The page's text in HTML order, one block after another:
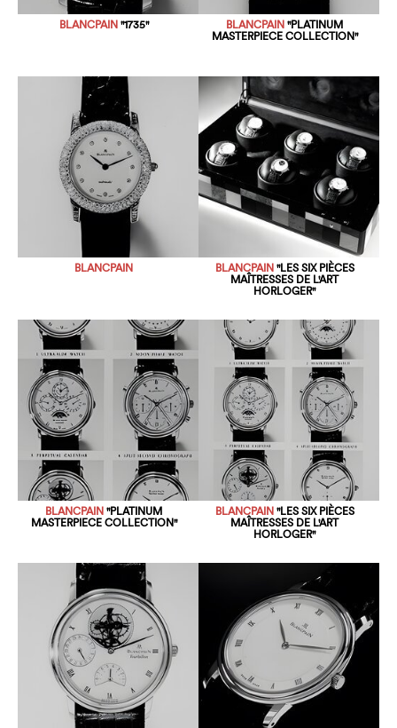
BLANCPAIN"1735" BLANCPAIN"PLATINUM
MASTERPIECE COLLECTION"
BLANCPAIN BLANCPAIN"LES SIX PIÈCES
MAÎTRESSES DE L'ART
HORLOGER"
BLANCPAIN"PLATINUM
MASTERPIECE COLLECTION"
BLANCPAIN"LES SIX PIÈCES
MAÎTRESSES DE L'ART
HORLOGER"